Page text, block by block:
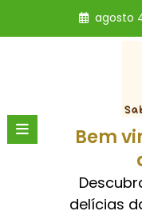
o
agosto
Bem
delícias